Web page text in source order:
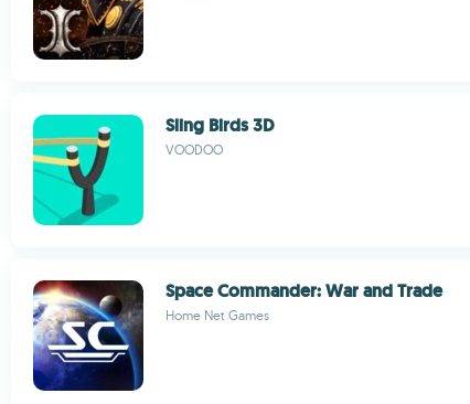
Sling Birds 3D
VOODOO
Space Commander: War and Trade
Home Net Games